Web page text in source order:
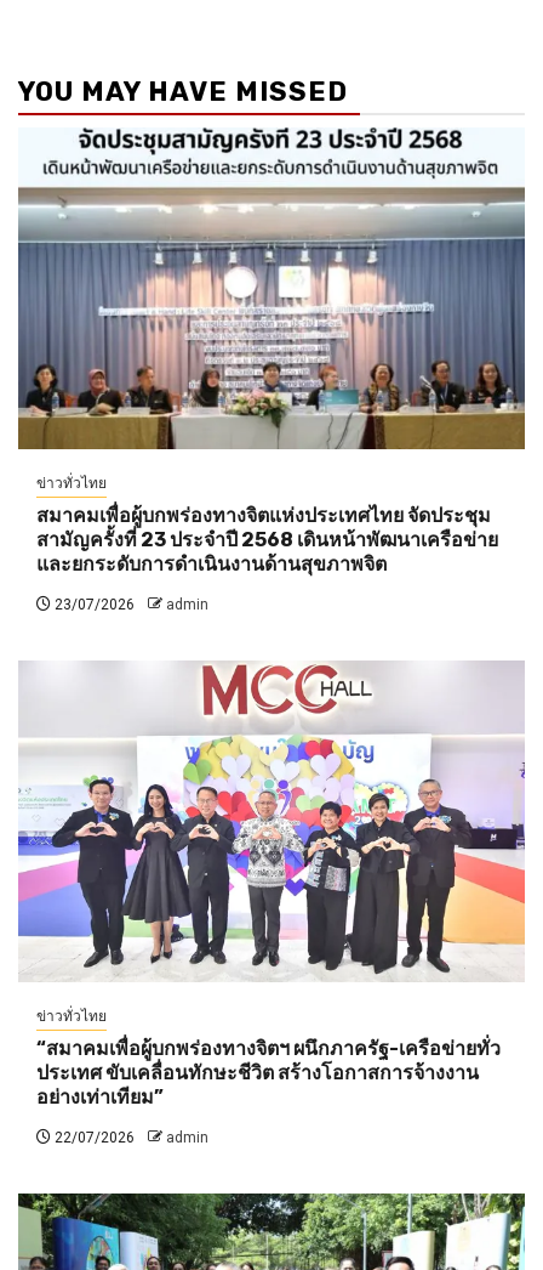
YOU MAY HAVE MISSED
ข่าวทั่วไทย
สมาคมเพื่อผู้บกพร่องทางจิตแห่งประเทศไทย จัดประชุม
สามัญครั้งที่ 23 ประจำปี 2568 เดินหน้าพัฒนาเครือข่าย
และยกระดับการดำเนินงานด้านสุขภาพจิต
23/07/2026 admin
ข่าวทั่วไทย
“สมาคมเพื่อผู้บกพร่องทางจิตฯ ผนึกภาครัฐ-เครือข่ายทั่ว
ประเทศ ขับเคลื่อนทักษะชีวิต สร้างโอกาสการจ้างงาน
อย่างเท่าเทียม”
22/07/2026 admin